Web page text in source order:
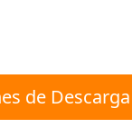
de Descarga